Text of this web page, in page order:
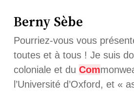
Berny Sèbe
Pourriez-vous vous
toutes et à tous ! Je suis
coloniale et du Com
l’Université d’Oxford, et «